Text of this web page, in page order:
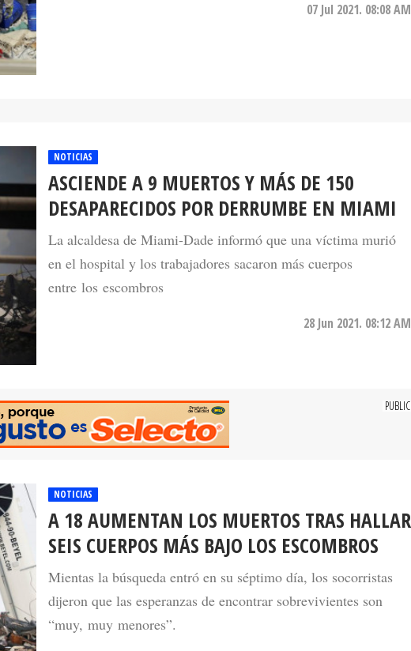
07 Jul 2021. 08:08 AM
NOTICIAS
ASCIENDE A 9 MUERTOS Y MÁS DE 150
DESAPARECIDOS POR DERRUMBE EN MIAMI
La alcaldesa de Miami-Dade informó que una víctima murió
en el hospital y los trabajadores sacaron más cuerpos
entre los escombros
28 Jun 2021. 08:12 AM
A 18 AUMENTAN LOS MUERTOS TRAS HALLAR
SEIS CUERPOS MÁS BAJO LOS ESCOMBROS
Mientas la búsqueda entró en su séptimo día, los socorristas
dijeron que las esperanzas de encontrar sobrevivientes son
“muy, muy menores”.